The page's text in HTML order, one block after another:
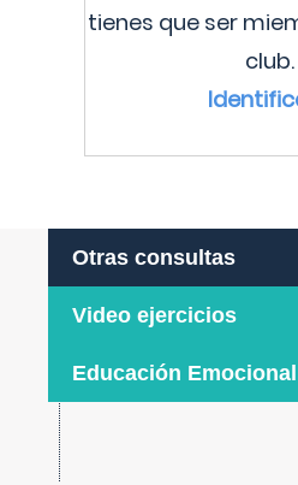
tienes que ser
club.
Otras consultas
Video ejercicios
Educación Emocional